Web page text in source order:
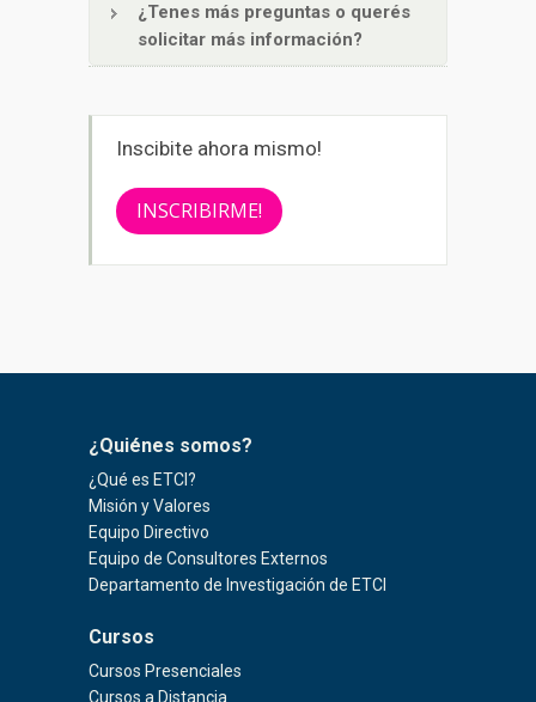
¿Tenes más preguntas o querés
solicitar más información?
Inscibite ahora mismo!
INSCRIBIRME!
¿Quiénes somos?
¿Qué es ETCI?
Misión y Valores
Equipo Directivo
Equipo de Consultores Externos
Departamento de Investigación de ETCI
Cursos
Cursos Presenciales
Cursos a Distancia